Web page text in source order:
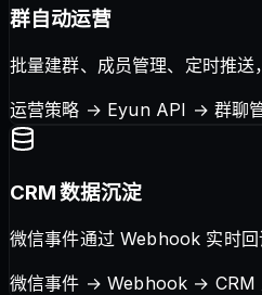
群自动运营
批量建群、成员管理、定时推送
运营策略 → Eyun API → 群聊
CRM 数据沉淀
微信事件通过 Webhook 实时回
微信事件 → Webhook → CRM